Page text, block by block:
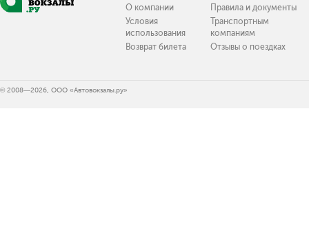
О компании
Условия
использования
Возврат билета
Правила и документы
Транспортным
компаниям
Отзывы о поездках
© 2008—2026, ООО «Автовокзалы.ру»